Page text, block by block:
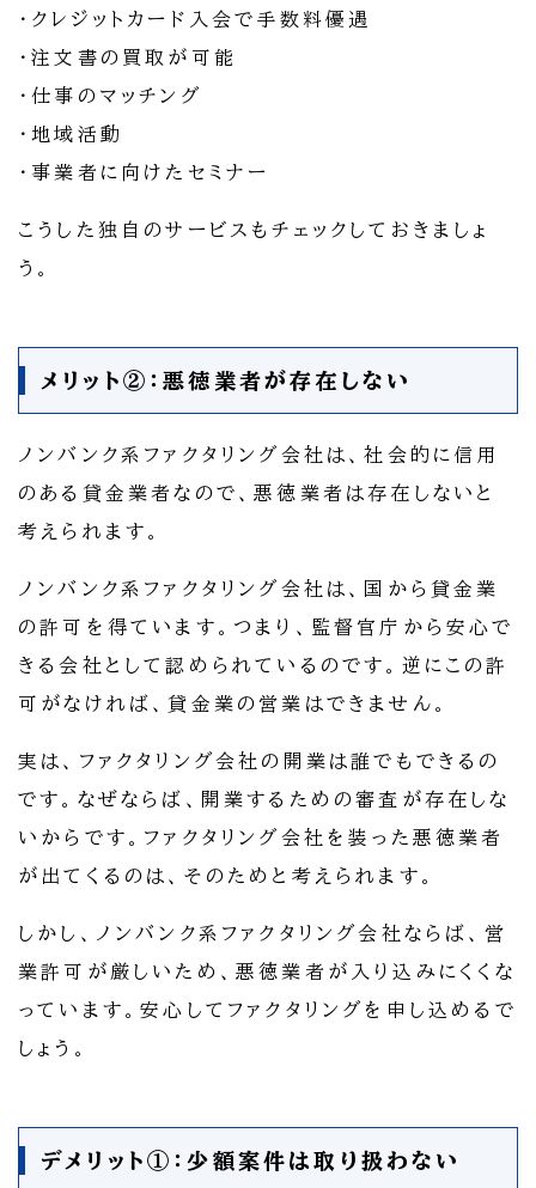
・クレジットカード入会で手数料優遇
・注文書の買取が可能
・仕事のマッチング
・地域活動
・事業者に向けたセミナー
こうした独自のサービスもチェックしておきましょ
う。
メリット②：悪徳業者が存在しない
ノンバンク系ファクタリング会社は、社会的に信用
のある貸金業者なので、悪徳業者は存在しないと
考えられます。
ノンバンク系ファクタリング会社は、国から貸金業
の許可を得ています。つまり、監督官庁から安心で
きる会社として認められているのです。逆にこの許
可がなければ、貸金業の営業はできません。
実は、ファクタリング会社の開業は誰でもできるの
です。なぜならば、開業するための審査が存在しな
いからです。ファクタリング会社を装った悪徳業者
が出てくるのは、そのためと考えられます。
しかし、ノンバンク系ファクタリング会社ならば、営
業許可が厳しいため、悪徳業者が入り込みにくくな
っています。安心してファクタリングを申し込めるで
しょう。
デメリット①：少額案件は取り扱わない